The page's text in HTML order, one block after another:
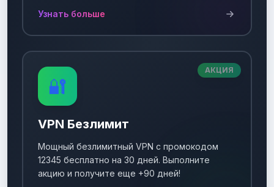
Узнать больше
АКЦИЯ
🔐
VPN Безлимит
Мощный безлимитный VPN с промокодом
12345 бесплатно на 30 дней. Выполните
акцию и получите еще +90 дней!